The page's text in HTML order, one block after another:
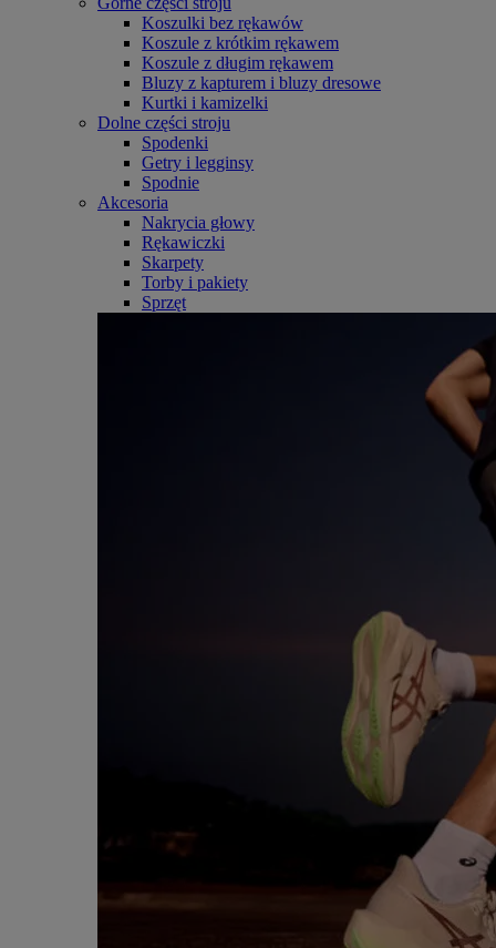
Koszulki bez rękawów
Koszule z krótkim rękawem
Koszule z długim rękawem
Bluzy z kapturem i bluzy dresowe
Kurtki i kamizelki
Dolne części stroju
Spodenki
Getry i legginsy
Spodnie
Akcesoria
Nakrycia głowy
Rękawiczki
Skarpety
Torby i pakiety
Sprzęt